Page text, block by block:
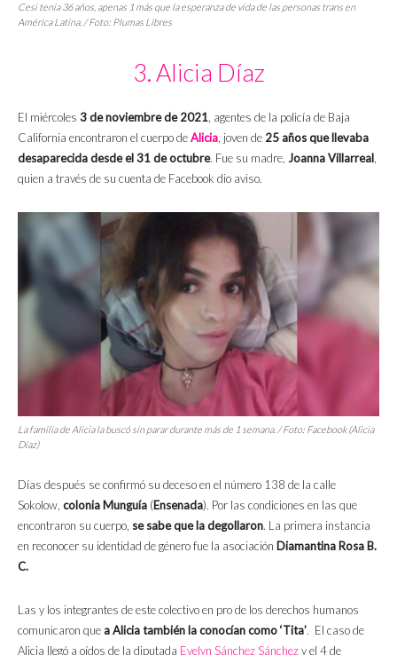
Cesi tenía 36 años, apenas 1 más que la esperanza de vida de las personas trans en
América Latina. / Foto: Plumas Libres
3. Alicia Díaz
El miércoles 3 de noviembre de 2021 , agentes de la policía de Baja
California encontraron el cuerpo deAlicia , joven de 25 años que llevaba
desaparecida desde el 31 de octubre. Fue su madre, Joanna Villarreal
quien a través de su cuenta de Facebook dio aviso.
La familia de Alicia la buscó sin parar durante más de 1 semana. / Foto: Facebook (Alicia
Díaz)
Días después se confirmó su deceso en el número 138 de la calle
Sokolow, colonia Munguía (Ensenada). Por las condiciones en las que
encontraron su cuerpo, se sabe que la degollaron. La primera instancia
en reconocer su identidad de género fue la asociación Diamantina Rosa B.
C.
Las y los integrantes de este colectivo en pro de los derechos humanos
comunicaron que a Alicia también la conocían como ‘Tita’. El caso de
Alicia llegó a oídos de la diputada Evelyn Sánchez Sánchezy el 4 de